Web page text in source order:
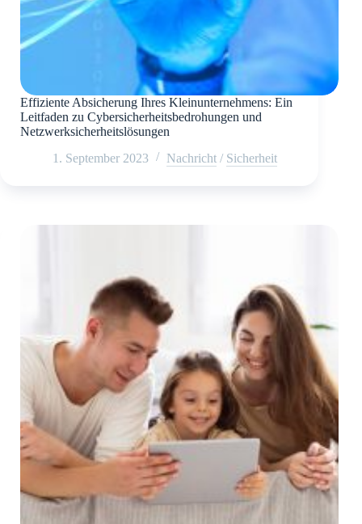
Effiziente Absicherung Ihres Kleinunternehmens: Ein
Leitfaden zu Cybersicherheitsbedrohungen und
Netzwerksicherheitslösungen
1. September 2023
Nachricht / Sicherheit